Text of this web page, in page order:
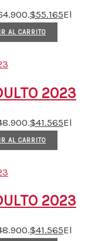
$55.165El
AL CARRITO
2023
$41.565El
AL CARRITO
2023
$41.565El